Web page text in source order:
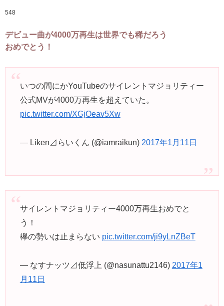
548
デビュー曲が4000万再生は世界でも稀だろう
おめでとう！
いつの間にかYouTubeのサイレントマジョリティー
公式MVが4000万再生を超えていた。
pic.twitter.com/XGjOeav5Xw
— Liken⊿らいくん (@iamraikun) 2017年1月11日
サイレントマジョリティー4000万再生おめでと
う！
欅の勢いは止まらない pic.twitter.com/ji9yLnZBeT
— なすナッツ⊿低浮上 (@nasunattu2146) 2017年1
月11日